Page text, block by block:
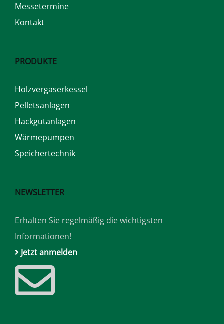
Messetermine
Kontakt
PRODUKTE
Holzvergaserkessel
Pelletsanlagen
Hackgutanlagen
Wärmepumpen
Speichertechnik
NEWSLETTER
Erhalten Sie regelmäßig die wichtigsten
Informationen!
Jetzt anmelden